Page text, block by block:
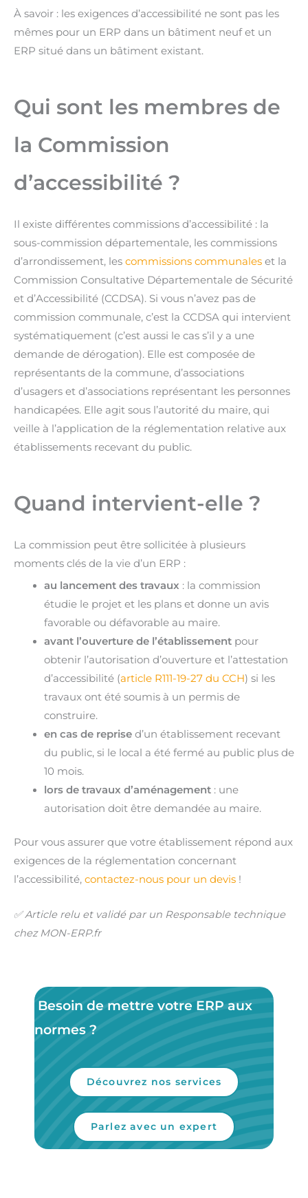
À savoir : les exigences d’accessibilité ne sont pas les
mêmes pour un ERP dans un bâtiment neuf et un
ERP situé dans un bâtiment existant.
Qui sont les membres de
la Commission
d’accessibilité ?
Il existe différentes commissions d’accessibilité : la
sous-commission départementale, les commissions
d’arrondissement, les commissions communales et la
Commission Consultative Départementale de Sécurité
et d’Accessibilité (CCDSA). Si vous n’avez pas de
commission communale, c’est la CCDSA qui intervient
systématiquement (c’est aussi le cas s’il y a une
demande de dérogation). Elle est composée de
représentants de la commune, d’associations
d’usagers et d’associations représentant les personnes
handicapées. Elle agit sous l’autorité du maire, qui
veille à l’application de la réglementation relative aux
établissements recevant du public.
Quand intervient-elle ?
La commission peut être sollicitée à plusieurs
moments clés de la vie d’un ERP :
au lancement des travaux : la commission
étudie le projet et les plans et donne un avis
favorable ou défavorable au maire.
avant l’ouverture de l’établissementpour
obtenir l’autorisation d’ouverture et l’attestation
d’accessibilité (article R111-19-27 du CCH) si les
travaux ont été soumis à un permis de
construire.
en cas de reprised’un établissement recevant
du public, si le local a été fermé au public plus de
10 mois.
lors de travaux d’aménagement: une
autorisation doit être demandée au maire.
Pour vous assurer que votre établissement répond aux
exigences de la réglementation concernant
l’accessibilité, contactez-nous pour un devis !
✅ Article relu et validé par un Responsable technique
chez MON-ERP.fr
Besoin de mettre votre ERP aux
normes ?
Découvrez nos services
Parlez avec un expert